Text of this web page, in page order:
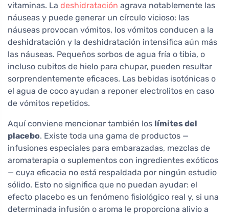
vitaminas. La deshidratación agrava notablemente las
náuseas y puede generar un círculo vicioso: las
náuseas provocan vómitos, los vómitos conducen a la
deshidratación y la deshidratación intensifica aún más
las náuseas. Pequeños sorbos de agua fría o tibia, o
incluso cubitos de hielo para chupar, pueden resultar
sorprendentemente eficaces. Las bebidas isotónicas o
el agua de coco ayudan a reponer electrolitos en caso
de vómitos repetidos.
Aquí conviene mencionar también los límites del
placebo. Existe toda una gama de productos —
infusiones especiales para embarazadas, mezclas de
aromaterapia o suplementos con ingredientes exóticos
— cuya eficacia no está respaldada por ningún estudio
sólido. Esto no significa que no puedan ayudar: el
efecto placebo es un fenómeno fisiológico real y, si una
determinada infusión o aroma le proporciona alivio a